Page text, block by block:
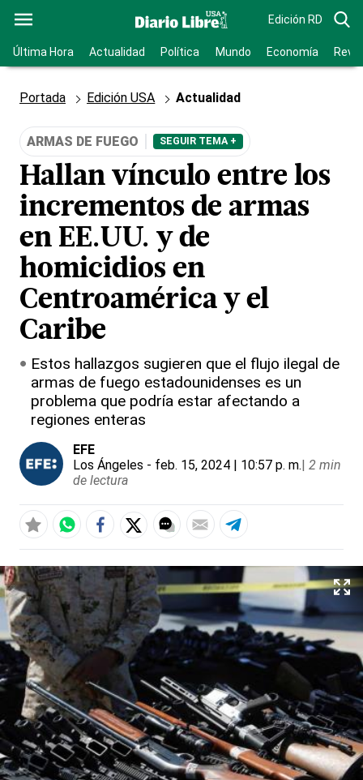
Edición RD
Última Hora Actualidad Política Mundo Economía
Portada Edición USA Actualidad
ARMAS DE FUEGO SEGUIR TEMA +
Hallan vínculo entre los
incrementos de armas
en EE.UU. y de
homicidios en
Centroamérica y el
Caribe
Estos hallazgos sugieren que el flujo ilegal de
armas de fuego estadounidenses es un
problema que podría estar afectando a
regiones enteras
EFE
Los Ángeles - feb. 15, 2024 | 10:57 p. m.| 2 min
de lectura